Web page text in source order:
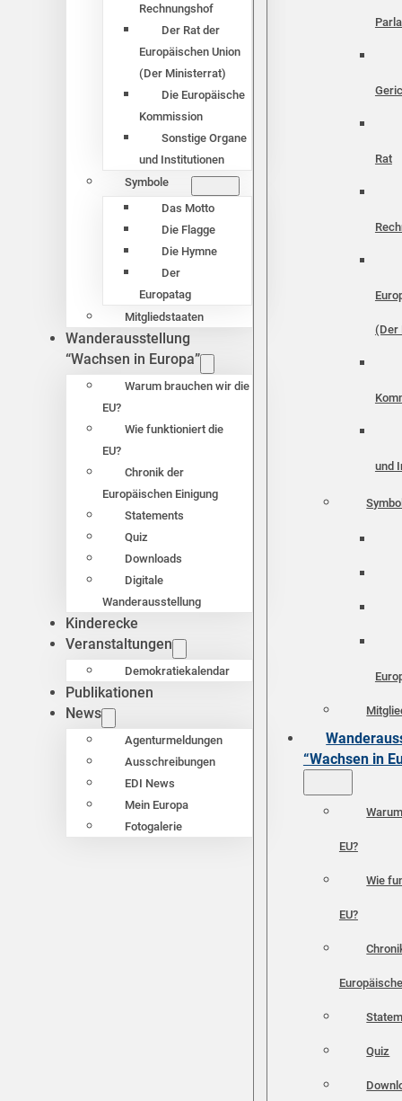
Rechnungshof
Der Rat der
Europäischen Union
(Der Ministerrat)
Die Europäische
Kommission
Sonstige Organe
und Institutionen
Symbole
Das Motto
Die Flagge
Die Hymne
Der
Europatag
Mitgliedstaaten
Wanderausstellung
“Wachsen in Europa”
Warum brauchen wir die
EU?
Wie funktioniert die
EU?
Chronik der
Europäischen Einigung
Statements
Quiz
Downloads
Digitale
Wanderausstellung
Kinderecke
Veranstaltungen
Demokratiekalendar
Publikationen
News
Agenturmeldungen
Ausschreibungen
EDI News
Mein Europa
Fotogalerie
Rat
(Der
und
“Wachsen in
EU?
Wie
EU?
Quiz